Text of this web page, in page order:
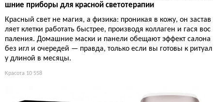
шние приборы для красной светотерапии
Красный свет не магия, а физика: проникая в кожу, он застав
ляет клетки работать быстрее, производя коллаген и гася вос
паления. Домашние маски и панели обещают эффект салона
без игл и очередей — правда, только если вы готовы к ритуал
у длиной в месяцы.
Красота 10 558